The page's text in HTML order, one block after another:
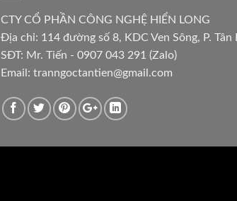
CTY CỔ PHẦN CÔNG NGHỆ HIỂN LONG
Địa chỉ: 114 đường số 8, KDC Ven Sông, P.
SĐT: Mr. Tiến - 0907 043 291 (Zalo)
Email: tranngoctantien@gmail.com